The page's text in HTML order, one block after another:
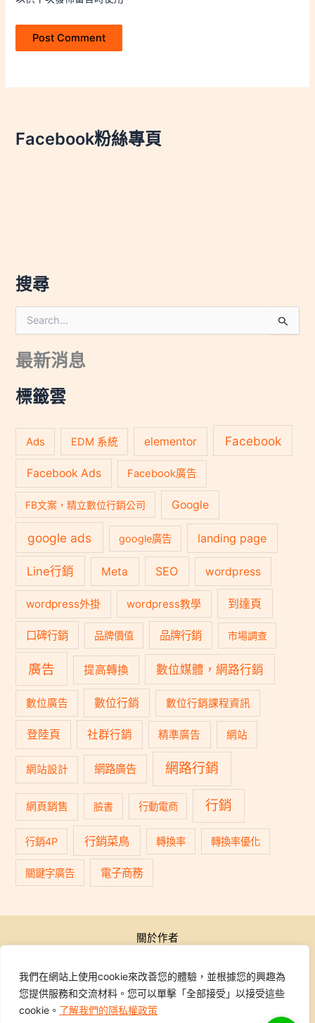
我們在網站上使用cookie來改善您的體驗，並根據您的興趣為
您提供服務和交流材料。您可以單擊「全部接受」以接受這些
cookie。 了解我們的隱私權政策
Facebook粉絲專頁
搜尋
尋
鍵
:
最新消息
標籤雲
Ads EDM 系統 elementor Facebook
Facebook Ads Facebook廣告
FB文案，精立數位行銷公司 Google
google ads google廣告 landing page
Line行銷 Meta SEO wordpress
wordpress外掛 wordpress教學 到達頁
口碑行銷 品牌價值 品牌行銷 市場調查
廣告 提高轉換 數位媒體，網路行銷
數位廣告 數位行銷 數位行銷課程資訊
登陸頁 社群行銷 精準廣告 網站
網站設計 網路廣告 網路行銷
網頁銷售 臉書 行動電商 行銷
行銷4P 行銷菜鳥 轉換率 轉換率優化
關鍵字廣告 電子商務
關於作者
行銷學院
課程報名
學員專區